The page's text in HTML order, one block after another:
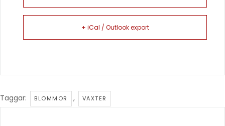
+ iCal / Outlook export
Taggar: BLOMMOR , VÄXTER